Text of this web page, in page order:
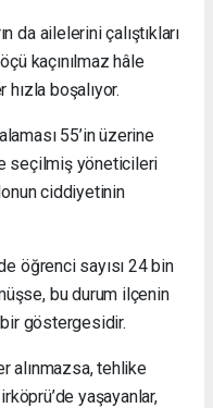
da ailelerini çalıştıkları
kaçınılmaz hâle
boşalıyor.
55’in üzerine
seçilmiş yöneticileri
ciddiyetinin
öğrenci sayısı 24 bin
bu durum ilçenin
göstergesidir.
alınmazsa, tehlike
yaşayanlar,